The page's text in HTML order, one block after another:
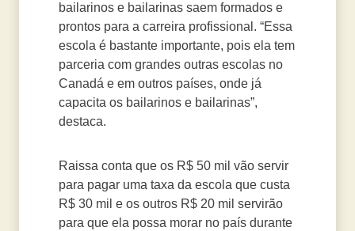
bailarinos e bailarinas saem formados e
prontos para a carreira profissional. “Essa
escola é bastante importante, pois ela tem
parceria com grandes outras escolas no
Canadá e em outros países, onde já
capacita os bailarinos e bailarinas”,
destaca.
Raissa conta que os R$ 50 mil vão servir
para pagar uma taxa da escola que custa
R$ 30 mil e os outros R$ 20 mil servirão
para que ela possa morar no país durante